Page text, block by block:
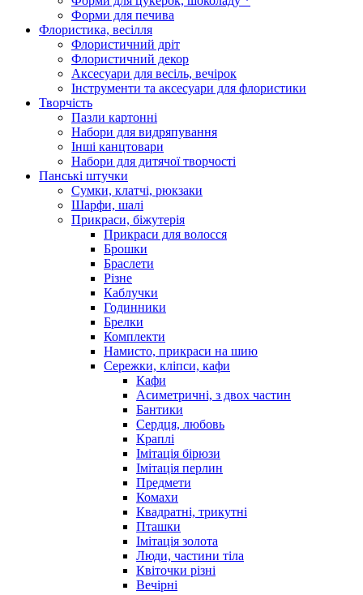
Форми для печива
Флористика, весілля
Флористичний дріт
Флористичний декор
Аксесуари для весіль, вечірок
Інструменти та аксесуари для флористики
Творчість
Пазли картонні
Набори для видряпування
Інші канцтовари
Набори для дитячої творчості
Панські штучки
Сумки, клатчі, рюкзаки
Шарфи, шалі
Прикраси, біжутерія
Прикраси для волосся
Брошки
Браслети
Різне
Каблучки
Годинники
Брелки
Комплекти
Намисто, прикраси на шию
Сережки, кліпси, кафи
Кафи
Асиметричні, з двох частин
Бантики
Сердця, любовь
Краплі
Імітація бірюзи
Імітація перлин
Предмети
Комахи
Квадратні, трикутні
Пташки
Імітація золота
Люди, частини тіла
Квіточки різні
Вечірні